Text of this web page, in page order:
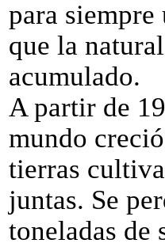
para
que la
acumulado.
A partir de
mundo
tierras
juntas. Se
toneladas